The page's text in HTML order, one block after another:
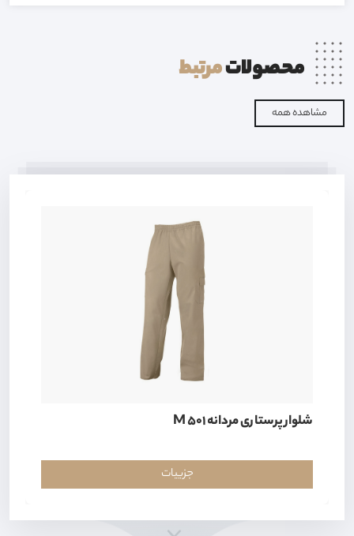
محصولاتمرتبط
مشاهده همه
شلوار پرستاری مردانه M 501
جزییات